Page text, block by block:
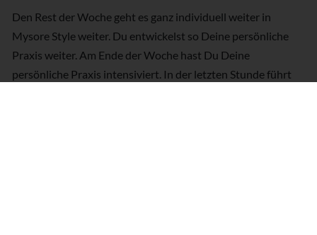
Den Rest der Woche geht es ganz individuell weiter in
Mysore Style weiter. Du entwickelst so Deine persönliche
Praxis weiter. Am Ende der Woche hast Du Deine
persönliche Praxis intensiviert. In der letzten Stunde führt